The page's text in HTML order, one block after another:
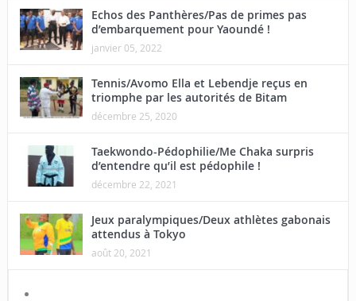
Echos des Panthères/Pas de primes pas
d’embarquement pour Yaoundé !
janvier 05, 2022
Tennis/Avomo Ella et Lebendje reçus en
triomphe par les autorités de Bitam
décembre 25, 2020
Taekwondo-Pédophilie/Me Chaka surpris
d’entendre qu’il est pédophile !
décembre 22, 2021
Jeux paralympiques/Deux athlètes gabonais
attendus à Tokyo
août 20, 2021